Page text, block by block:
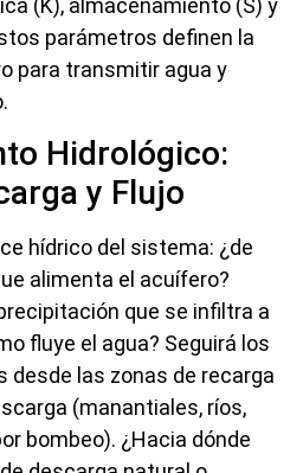
parámetros definen la
para transmitir agua y
Hidrológico:
y Flujo
hídrico del sistema: ¿de
alimenta el acuífero?
que se infiltra a
fluye el agua? Seguirá los
desde las zonas de recarga
(manantiales, ríos,
bombeo). ¿Hacia dónde